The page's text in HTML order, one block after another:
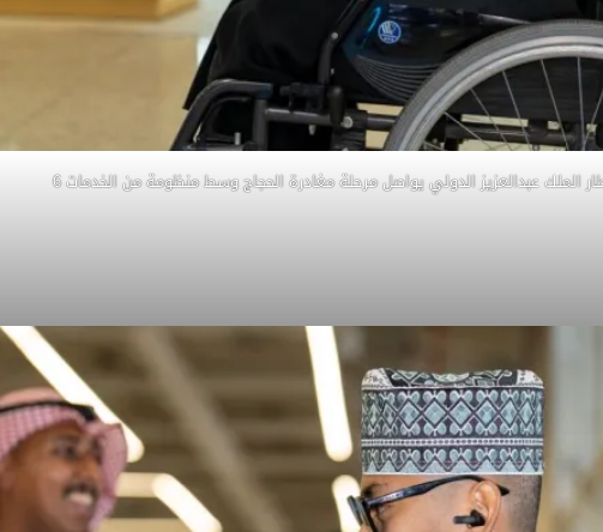
الملك عبدالعزيز الدولي يواصل مرحلة مغادرة الحجاج وسط منظومة من الخدمات 6